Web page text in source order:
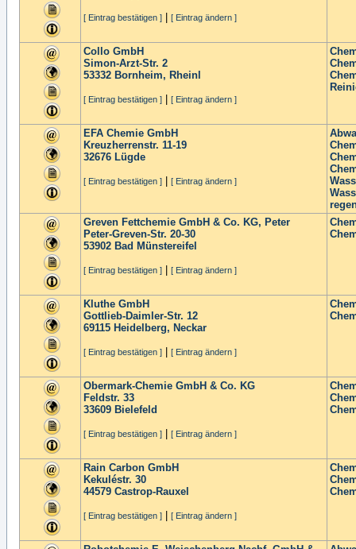
[ Eintrag bestätigen ] [ Eintrag ändern ]
Collo GmbH
Simon-Arzt-Str. 2
53332 Bornheim, Rheinl
[ Eintrag bestätigen ] [ Eintrag ändern ]
EFA Chemie GmbH
Kreuzherrenstr. 11-19
32676 Lügde
[ Eintrag bestätigen ] [ Eintrag ändern ]
Greven Fettchemie GmbH & Co. KG, Peter
Peter-Greven-Str. 20-30
53902 Bad Münstereifel
[ Eintrag bestätigen ] [ Eintrag ändern ]
Kluthe GmbH
Gottlieb-Daimler-Str. 12
69115 Heidelberg, Neckar
[ Eintrag bestätigen ] [ Eintrag ändern ]
Obermark-Chemie GmbH & Co. KG
Feldstr. 33
33609 Bielefeld
[ Eintrag bestätigen ] [ Eintrag ändern ]
Rain Carbon GmbH
Kekuléstr. 30
44579 Castrop-Rauxel
[ Eintrag bestätigen ] [ Eintrag ändern ]